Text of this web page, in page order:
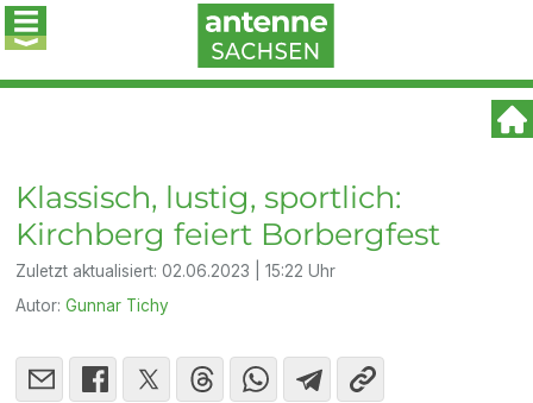
Klassisch, lustig, sportlich:
Kirchberg feiert Borbergfest
Zuletzt aktualisiert:02.06.2023 | 15:22 Uhr
Autor:Gunnar Tichy